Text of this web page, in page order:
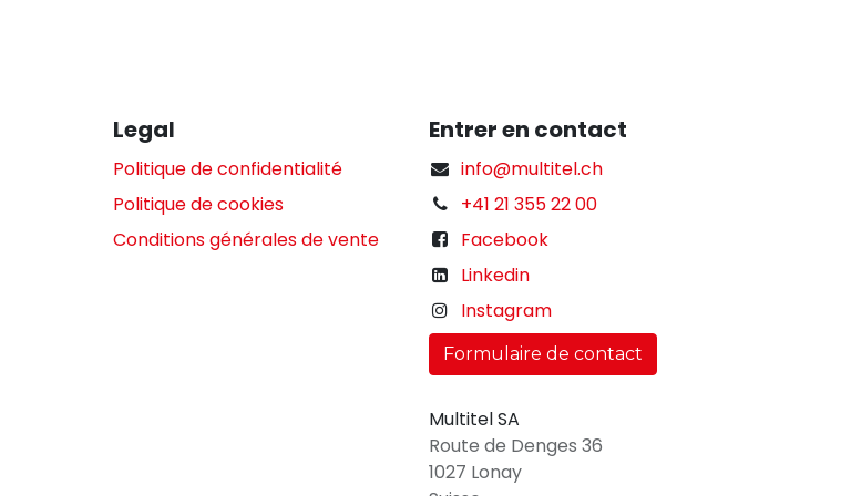
Legal
Politique de confidentialité
Politique de cookies
Conditions générales de vente
Entrer en contact
info@multitel.ch
+41 21 355 22 00
Facebook
Linkedin
Instagram
Formulaire de contact
Multitel SA
Route de Denges 36
1027 Lonay